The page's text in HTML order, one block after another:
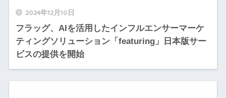
2024年12月10日
フラッグ、AIを活用したインフルエンサーマーケ
ティングソリューション「featuring」日本版サー
ビスの提供を開始